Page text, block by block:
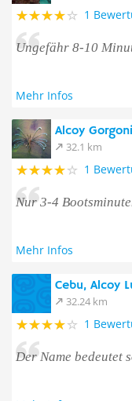
1
Ungefähr 8-10
Mehr Infos
Alcoy
32.1 km
1
Nur 3-4
Mehr Infos
Cebu, Alcoy
32.24 km
1
Der Name bedeutet